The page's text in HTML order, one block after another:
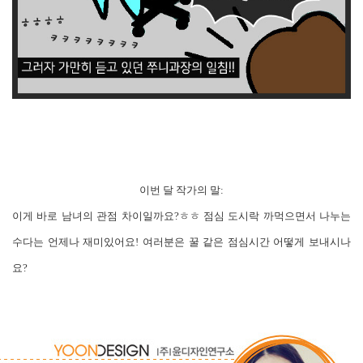
이번 달 작가의 말:
이게 바로 남녀의 관점 차이일까요?ㅎㅎ 점심 도시락 까먹으면서 나누는
수다는 언제나 재미있어요! 여러분은 꿀 같은 점심시간 어떻게 보내시나
요?